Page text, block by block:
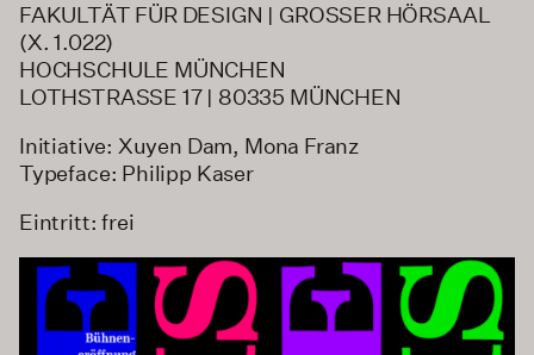
FAKULTÄT FÜR DESIGN | GROSSER HÖRSAAL
(X. 1.022)
HOCHSCHULE MÜNCHEN
LOTHSTRASSE 17 | 80335 MÜNCHEN
Initiative: Xuyen Dam, Mona Franz
Typeface: Philipp Kaser
Eintritt: frei